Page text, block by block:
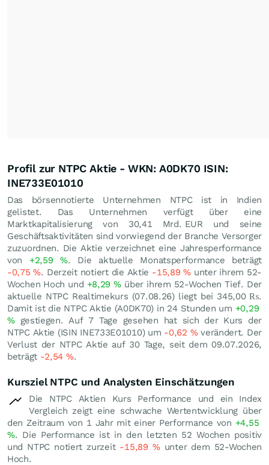
Profil zur NTPC Aktie - WKN: A0DK70 ISIN:
INE733E01010
Das börsennotierte Unternehmen NTPC ist in Indien
gelistet. Das Unternehmen verfügt über eine
Marktkapitalisierung von 30,41 Mrd. EUR und seine
Geschäftsaktivitäten sind vorwiegend der Branche Versorger
zuzuordnen. Die Aktie verzeichnet eine Jahresperformance
von +2,59%. Die aktuelle Monatsperformance beträgt
-0,75%. Derzeit notiert die Aktie -15,89%unter ihrem 52-
Wochen Hoch und +8,29%über ihrem 52-Wochen Tief. Der
aktuelle NTPC Realtimekurs (07.08.26) liegt bei 345,00 ₨.
Damit ist die NTPC Aktie (A0DK70) in 24 Stunden um +0,29
%gestiegen. Auf 7 Tage gesehen hat sich der Kurs der
NTPC Aktie (ISIN INE733E01010) um -0,62 %verändert. Der
Verlust der NTPC Aktie auf 30 Tage, seit dem 09.07.2026,
beträgt -2,54 %.
Kursziel NTPC und Analysten Einschätzungen
Die NTPC Aktien Kurs Performance und ein Index
Vergleich zeigt eine schwache Wertentwicklung über
den Zeitraum von 1 Jahr mit einer Performance von +4,55
%. Die Performance ist in den letzten 52 Wochen positiv
und NTPC notiert zurzeit -15,89 %unter dem 52-Wochen
Hoch.